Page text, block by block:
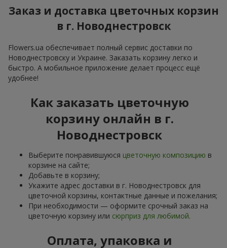
Заказ и доставка цветочных корзин
в г. Новоднестровск
Flowers.ua обеспечивает полный сервис доставки по
Новоднестровску и Украине. Заказать корзину легко и
быстро. А мобильное приложение делает процесс ещё
удобнее!
Как заказать цветочную
корзину онлайн в г.
Новоднестровск
Выберите понравившуюся цветочную композицию в
корзине на сайте;
Добавьте в корзину;
Укажите адрес доставки в г. Новоднестровск для
цветочной корзины, контактные данные и пожелания;
При необходимости — оформите срочный заказ на
цветочную корзину или сюрприз для любимой.
Оплата, упаковка и